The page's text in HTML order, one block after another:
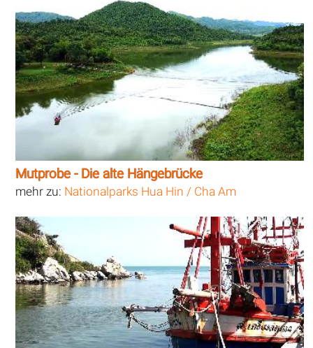
Mutprobe - Die alte Hängebrücke
mehr zu: Nationalparks Hua Hin / Cha Am